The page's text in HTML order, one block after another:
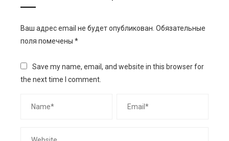
Ваш адрес email не будет опубликован. Обязательные
поля помечены *
Save my name, email, and website in this browser for
the next time I comment.